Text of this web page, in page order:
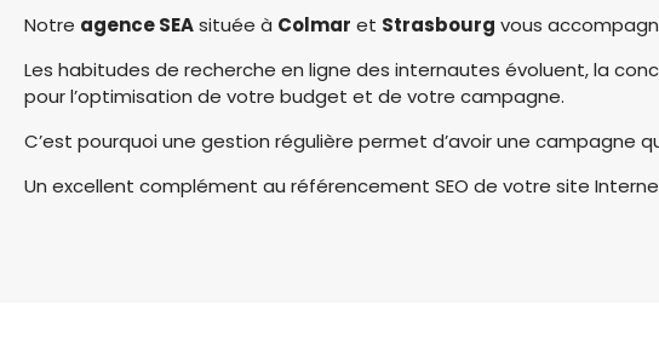
Notre agence SEAsituée à Colmar et Strasbourg vous
Les habitudes de recherche en ligne des internautes évoluent, la
pour l’optimisation de votre budget et de votre campagne.
C’est pourquoi une gestion régulière permet d’avoir une
Un excellent complément au référencement SEO de votre site